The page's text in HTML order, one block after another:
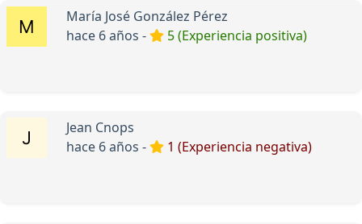
María José González Pérez
hace 6 años -
5 (Experiencia positiva)
Jean Cnops
hace 6 años -
1 (Experiencia negativa)